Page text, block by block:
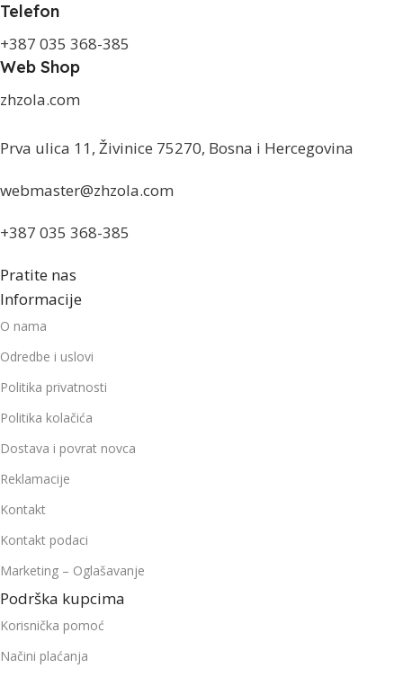
Telefon
+387 035 368-385
Web Shop
zhzola.com
Prva ulica 11, Živinice 75270, Bosna i Hercegovina
webmaster@zhzola.com
+387 035 368-385
Pratite nas
Informacije
O nama
Odredbe i uslovi
Politika privatnosti
Politika kolačića
Dostava i povrat novca
Reklamacije
Kontakt
Kontakt podaci
Marketing – Oglašavanje
Podrška kupcima
Korisnička pomoć
Načini plaćanja